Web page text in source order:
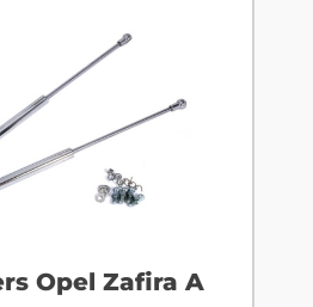
Opel Zafira A